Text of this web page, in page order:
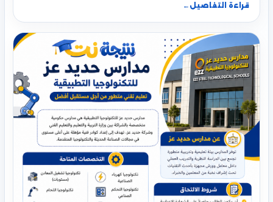
قراءة التفاصيل ←